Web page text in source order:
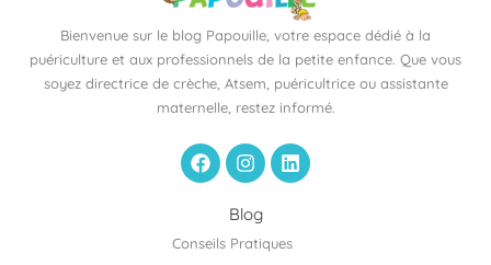
Bienvenue sur le blog Papouille, votre espace dédié à la
puériculture et aux professionnels de la petite enfance. Que vous
soyez directrice de crèche, Atsem, puéricultrice ou assistante
maternelle, restez informé.
F
a
c
o
I
n
s
t
a
g
L
i
n
d
Blog
Conseils Pratiques